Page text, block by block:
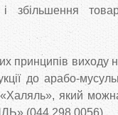
і збільшення
принципів виходу
до арабо-
який
(044 298 0056) .